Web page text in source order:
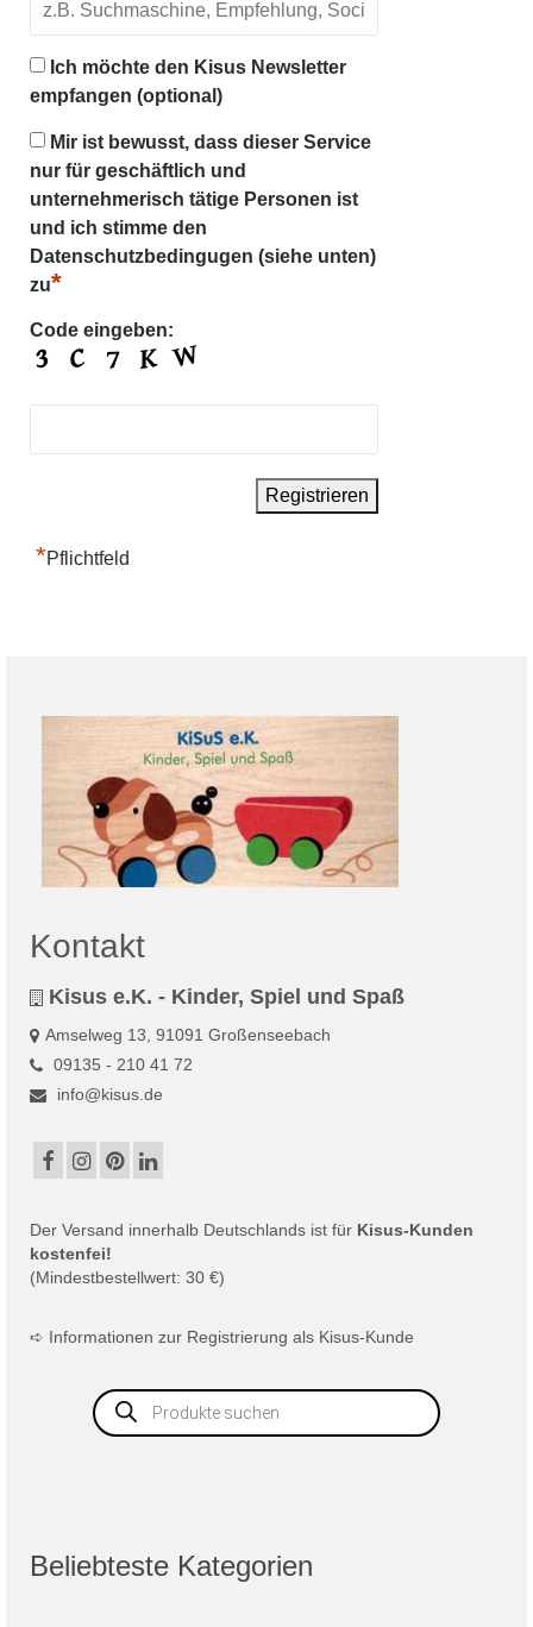
Ich möchte den Kisus Newsletter
empfangen (optional)
Mir ist bewusst, dass dieser Service
nur für geschäftlich und
unternehmerisch tätige Personen ist
und ich stimme den
Datenschutzbedingugen (siehe unten)
zu*
Code eingeben:
*Pflichtfeld
Kontakt
Kisus e.K. - Kinder, Spiel und Spaß
Amselweg 13, 91091 Großenseebach
09135 - 210 41 72
info@kisus.de
Der Versand innerhalb Deutschlands ist für Kisus-Kunden
kostenfei!
(Mindestbestellwert: 30 €)
➪ Informationen zur Registrierung als Kisus-Kunde
Products
search
Beliebteste Kategorien